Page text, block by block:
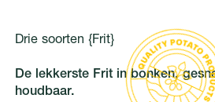
Drie soorten {Frit}
De lekkerste Frit in bonken,
houdbaar.